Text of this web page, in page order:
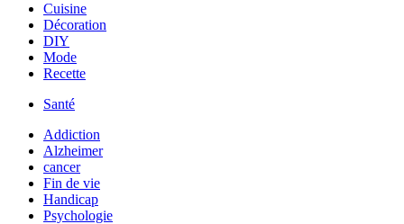
Cuisine
Décoration
DIY
Mode
Recette
Santé
Addiction
Alzheimer
cancer
Fin de vie
Handicap
Psychologie